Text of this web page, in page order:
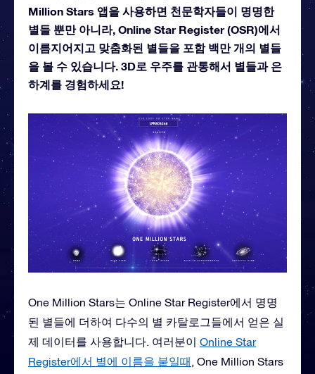
Million Stars 앱을 사용하면 천문학자들이 명명한
별들 뿐만 아니라, Online Star Register (OSR)에서
이름지어지고 맞춤화된 별들을 포함 백만 개의 별들
을 볼 수 있습니다. 3D로 우주를 관통해서 별들과 은
하계를 경험하세요!
One Million Stars는 Online Star Register에서 명명
된 별들에 더하여 다수의 별 카탈로그들에서 얻은 실
제 데이터를 사용합니다. 여러분이 Online Star
Register에서 별에 이름을 붙일때, One Million Stars